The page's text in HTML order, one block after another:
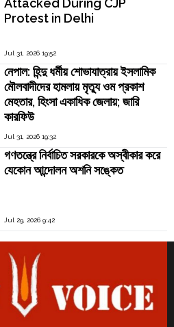
Attacked During CJP
Protest in Delhi
Jul 31, 2026 19:52
নেপাল: হিন্দু ধর্মীয় শোভাযাত্রায় ইসলামিক
মৌলবাদীদের হামলায় মৃত্যু ওম প্রকাশ
মেহতার, হিংসা একাধিক জেলায়; জারি
কারফিউ
Jul 31, 2026 19:32
গণতন্ত্রে নির্বাচিত সরকারকে অস্বীকার করে
যেকোন আন্দোলন অশনি সঙ্কেত
Jul 29, 2026 9:42